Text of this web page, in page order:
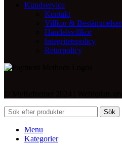
Kundservice
Kontakt
Villkor & Bestämmelser
Handelsvillkor
Integritetspolicy
Returpolicy
Sök
Menu
Kategorier